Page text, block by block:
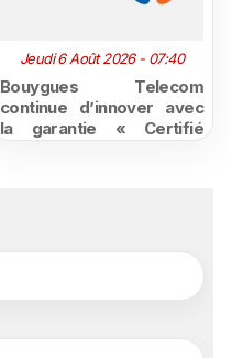
Jeudi 6 Août 2026 - 07:40
Bouygues Telecom
continue d’innover avec
la garantie « Certifié